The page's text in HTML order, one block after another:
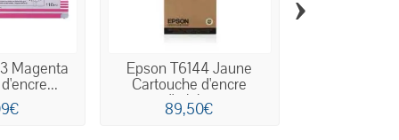
Magenta Epson T6144 Jaune
Cartouche d'encre
d'origine
89,50€